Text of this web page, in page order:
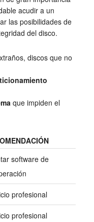
acudir a un
las posibilidades de
del disco.
discos que no
que impiden el
software de
profesional
profesional